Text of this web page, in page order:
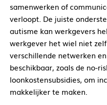
samenwerken of
verloopt. De juiste
autisme kan werkgevers
werkgever het wiel niet
verschillende netwerken
beschikbaar, zoals de no-
loonkostensubsidies, om
makkelijker te maken.